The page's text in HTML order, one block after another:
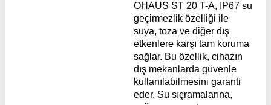
OHAUS ST 20 T-A, IP67 su
geçirmezlik özelliği ile
suya, toza ve diğer dış
etkenlere karşı tam koruma
sağlar. Bu özellik, cihazın
dış mekanlarda güvenle
kullanılabilmesini garanti
eder. Su sıçramalarına,